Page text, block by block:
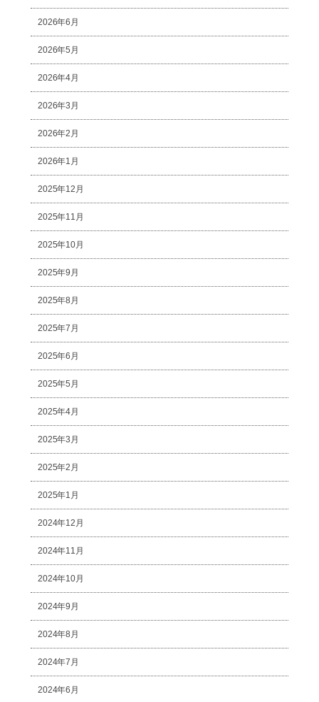
2026年6月
2026年5月
2026年4月
2026年3月
2026年2月
2026年1月
2025年12月
2025年11月
2025年10月
2025年9月
2025年8月
2025年7月
2025年6月
2025年5月
2025年4月
2025年3月
2025年2月
2025年1月
2024年12月
2024年11月
2024年10月
2024年9月
2024年8月
2024年7月
2024年6月